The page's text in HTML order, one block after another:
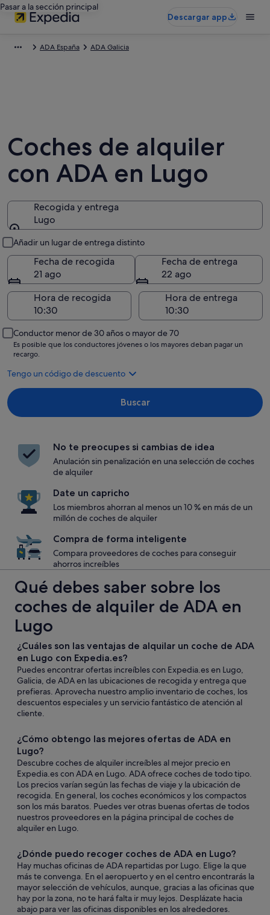
Pasar a la sección principal
Descargar app
ADA España ADA Galicia
Coches de alquiler
con ADA en Lugo
Recogida y entrega
Lugo
Añadir un lugar de entrega distinto
Fecha de recogida
21 ago
Fecha de entrega
22 ago
Hora de recogida
Hora de entrega
Conductor menor de 30 años o mayor de 70
Es posible que los conductores jóvenes o los mayores deban pagar un
recargo.
Tengo un código de descuento
Buscar
No te preocupes si cambias de idea
Anulación sin penalización en una selección de coches
de alquiler
Date un capricho
Los miembros ahorran al menos un 10 % en más de un
millón de coches de alquiler
Compra de forma inteligente
Compara proveedores de coches para conseguir
ahorros increíbles
Qué debes saber sobre los
coches de alquiler de ADA en
Lugo
¿Cuáles son las ventajas de alquilar un coche de ADA
en Lugo con Expedia.es?
Puedes encontrar ofertas increíbles con Expedia.es en Lugo,
Galicia, de ADA en las ubicaciones de recogida y entrega que
prefieras. Aprovecha nuestro amplio inventario de coches, los
descuentos especiales y un servicio fantástico de atención al
cliente.
¿Cómo obtengo las mejores ofertas de ADA en
Lugo?
Descubre coches de alquiler increíbles al mejor precio en
Expedia.es con ADA en Lugo. ADA ofrece coches de todo tipo.
Los precios varían según las fechas de viaje y la ubicación de
recogida. En general, los coches económicos y los compactos
son los más baratos. Puedes ver otras buenas ofertas de todos
nuestros proveedores en la página principal de coches de
alquiler en Lugo.
¿Dónde puedo recoger coches de ADA en Lugo?
Hay muchas oficinas de ADA repartidas por Lugo. Elige la que
más te convenga. En el aeropuerto y en el centro encontrarás la
mayor selección de vehículos, aunque, gracias a las oficinas que
hay por la zona, no te hará falta ir muy lejos. Desplázate hacia
abajo para ver las oficinas disponibles en los alrededores.